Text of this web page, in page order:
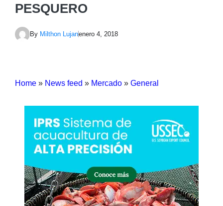
PESQUERO
By Milthon Lujanenero 4, 2018
Home » News feed » Mercado » General